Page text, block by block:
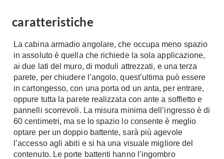
caratteristiche
La cabina armadio angolare, che occupa meno spazio
in assoluto è quella che richiede la sola applicazione,
ai due lati del muro, di moduli attrezzati, e una terza
parete, per chiudere l’angolo, quest’ultima può essere
in cartongesso, con una porta od un anta, per entrare,
oppure tutta la parete realizzata con ante a soffietto e
pannelli scorrevoli. La misura minima dell’ingresso è di
60 centimetri, ma se lo spazio lo consente è meglio
optare per un doppio battente, sarà più agevole
l’accesso agli abiti e si ha una visuale migliore del
contenuto. Le porte battenti hanno l’ingombro